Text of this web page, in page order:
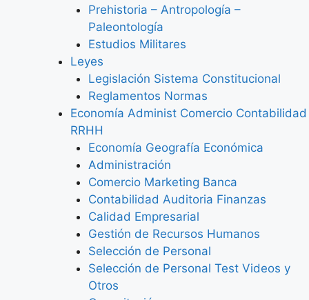
Prehistoria – Antropología –
Paleontología
Estudios Militares
Leyes
Legislación Sistema Constitucional
Reglamentos Normas
Economía Administ Comercio Contabilidad
RRHH
Economía Geografía Económica
Administración
Comercio Marketing Banca
Contabilidad Auditoria Finanzas
Calidad Empresarial
Gestión de Recursos Humanos
Selección de Personal
Selección de Personal Test Videos y
Otros